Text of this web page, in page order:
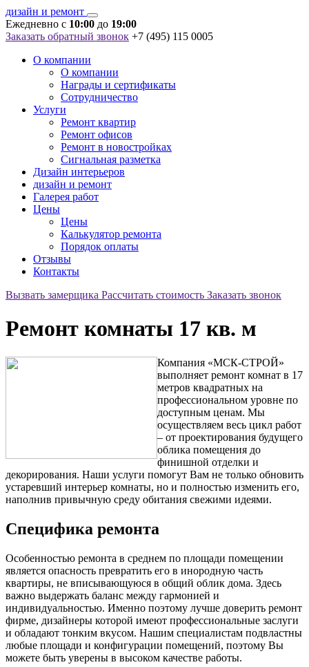
дизайн и ремонт
Ежедневно c 10:00 до 19:00
Заказать обратный звонок +7 (495) 115 0005
О компании
О компании
Награды и сертификаты
Сотрудничество
Услуги
Ремонт квартир
Ремонт офисов
Ремонт в новостройках
Сигнальная разметка
Дизайн интерьеров
дизайн и ремонт
Галерея работ
Цены
Цены
Калькулятор ремонта
Порядок оплаты
Отзывы
Контакты
Вызвать замерщика Рассчитать стоимость Заказать звонок
Ремонт комнаты 17 кв. м
Компания «МСК-СТРОЙ»
выполняет ремонт комнат в 17
метров квадратных на
профессиональном уровне по
доступным ценам. Мы
осуществляем весь цикл работ
– от проектирования будущего
облика помещения до
финишной отделки и
декорирования. Наши услуги помогут Вам не только обновить
устаревший интерьер комнаты, но и полностью изменить его,
наполнив привычную среду обитания свежими идеями.
Специфика ремонта
Особенностью ремонта в среднем по площади помещении
является опасность превратить его в инородную часть
квартиры, не вписывающуюся в общий облик дома. Здесь
важно выдержать баланс между гармонией и
индивидуальностью. Именно поэтому лучше доверить ремонт
фирме, дизайнеры которой имеют профессиональные заслуги
и обладают тонким вкусом. Нашим специалистам подвластны
любые площади и конфигурации помещений, поэтому Вы
можете быть уверены в высоком качестве работы.